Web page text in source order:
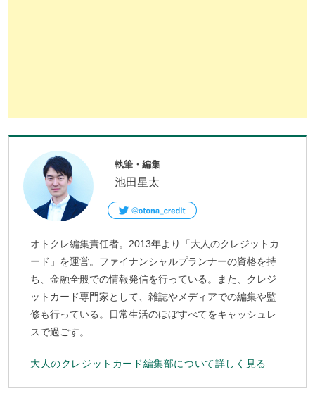
執筆・編集
池田星太
オトクレ編集責任者。2013年より「大人のクレジットカ
ード」を運営。ファイナンシャルプランナーの資格を持
ち、金融全般での情報発信を行っている。また、クレジ
ットカード専門家として、雑誌やメディアでの編集や監
修も行っている。日常生活のほぼすべてをキャッシュレ
スで過ごす。
大人のクレジットカード編集部について詳しく見る